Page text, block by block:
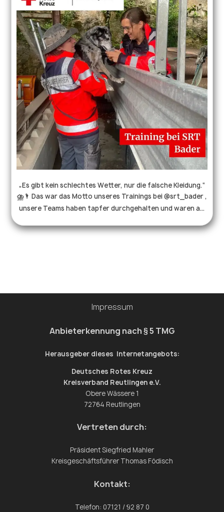
schweißt nicht nur zusammen, sondern bietet auch immer
wieder neue Blickwinkel auf unsere Teams. 🤩 . . .
#rettungshundestaffel #gerätearbeit #trümmersuche
#münsingen #blaulichtfamilie #flächensuche
„Es gibt kein schlechtes Wetter, nur die falsche Kleidung.“
⛈️🌂 Das war das Motto unseres Trainings bei @srt_bader ,
unsere Teams haben tapfer durchgehalten und waren am
Vielen Dank für die erneute Nutzung dieses weitläufigen
Impressum
Anbieterkennung nach § 5 TMG
Herausgeber dieses Internetangebots:
Deutsches Rotes Kreuz
Kreisverband Reutlingen e.V.
Obere Wässere 1
72764 Reutlingen
Vertreten durch:
Präsident Siegfried Mahler
Kreisgeschäftsführer Thomas Födisch
Kontakt:
Telefon: 07121 / 92 87 0